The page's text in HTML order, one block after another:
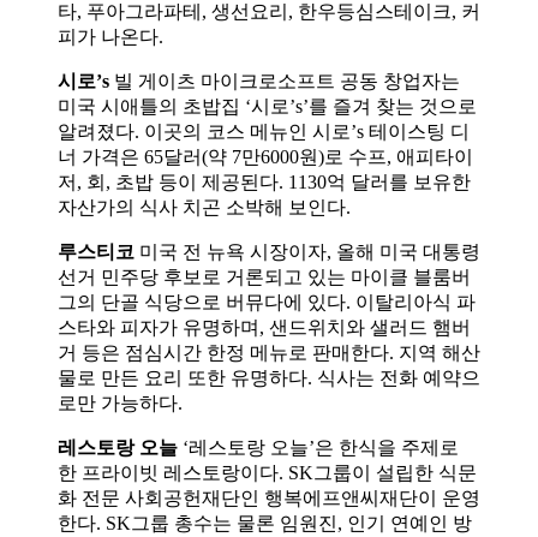
타, 푸아그라파테, 생선요리, 한우등심스테이크, 커
피가 나온다.
시로’s 빌 게이츠 마이크로소프트 공동 창업자는
미국 시애틀의 초밥집 ‘시로’s’를 즐겨 찾는 것으로
알려졌다. 이곳의 코스 메뉴인 시로’s 테이스팅 디
너 가격은 65달러(약 7만6000원)로 수프, 애피타이
저, 회, 초밥 등이 제공된다. 1130억 달러를 보유한
자산가의 식사 치곤 소박해 보인다.
루스티코 미국 전 뉴욕 시장이자, 올해 미국 대통령
선거 민주당 후보로 거론되고 있는 마이클 블룸버
그의 단골 식당으로 버뮤다에 있다. 이탈리아식 파
스타와 피자가 유명하며, 샌드위치와 샐러드 햄버
거 등은 점심시간 한정 메뉴로 판매한다. 지역 해산
물로 만든 요리 또한 유명하다. 식사는 전화 예약으
로만 가능하다.
레스토랑 오늘 ‘레스토랑 오늘’은 한식을 주제로
한 프라이빗 레스토랑이다. SK그룹이 설립한 식문
화 전문 사회공헌재단인 행복에프앤씨재단이 운영
한다. SK그룹 총수는 물론 임원진, 인기 연예인 방